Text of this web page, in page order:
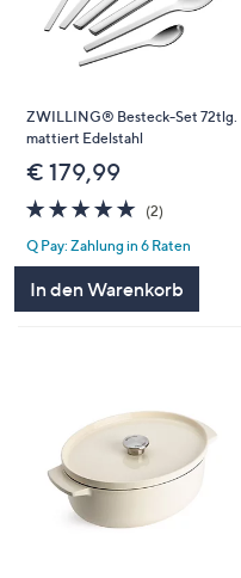
ZWILLING® Besteck-Set 72tlg.
mattiert Edelstahl
€ 179,99
5.0
von
5
(2)
Q Pay: Zahlung in 6 Raten
In den Warenkorb